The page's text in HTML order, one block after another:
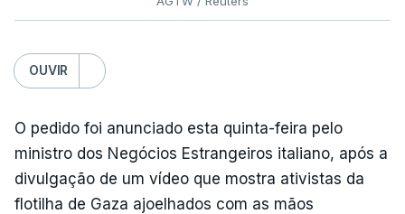
OUVIR
O pedido foi anunciado esta quinta-feira pelo
ministro dos Negócios Estrangeiros italiano, após a
divulgação de um vídeo que mostra ativistas da
flotilha de Gaza ajoelhados com as mãos